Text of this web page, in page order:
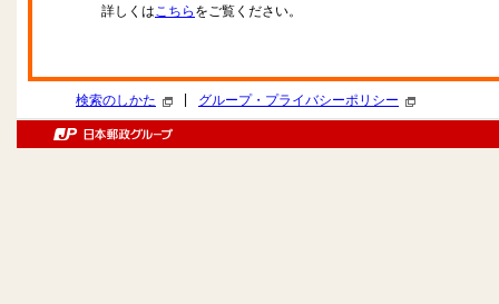
詳しくはこちら をご覧ください。
検索のしかた グループ・プライバシーポリシー